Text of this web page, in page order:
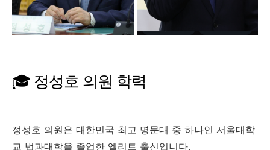
🎓 정성호 의원 학력
정성호 의원은 대한민국 최고 명문대 중 하나인 서울대학
교 법과대학을 졸업한 엘리트 출신입니다.